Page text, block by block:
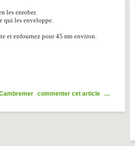
les enrober.
qui les enveloppe.
et enfournez pour 45 mn environ.
commenter cet article …